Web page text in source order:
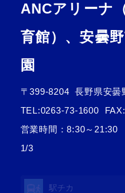
ANCアリーナ
育館）、安曇
園
〒399-8204
長野県安曇
TEL:0263-73-1600
営業時間：8:30～21:30
1/3
駅チカ